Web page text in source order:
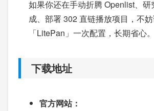
如果你还在手动折腾 Openlist、研
成、部署 302 直链播放项目，不
「LitePan」一次配置，长期省心。
下载地址
官方网站：